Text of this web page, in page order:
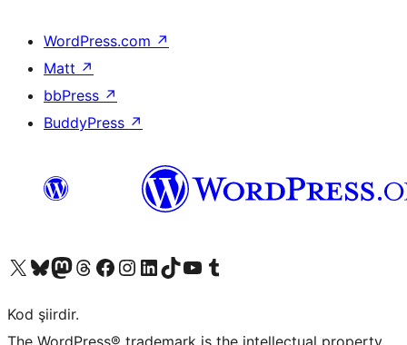
WordPress.com ↗
Matt ↗
bbPress ↗
BuddyPress ↗
X (eski Twitter) hesabımıza bakın
Bluesky hesabımızı ziyaret edinMastodon hesabımızı ziyaret edinThreads hesabımızı ziyaret edinFacebook sayfamızı ziyaret edinInstagram hesabımızı ziyaret edinLinkedIn hesabımızı ziyaret edinTikTok hesabımızı ziyaret edinYouTube kanalımızı ziyaret edinTumblr hesabımızı ziyaret edin
Kod şiirdir.